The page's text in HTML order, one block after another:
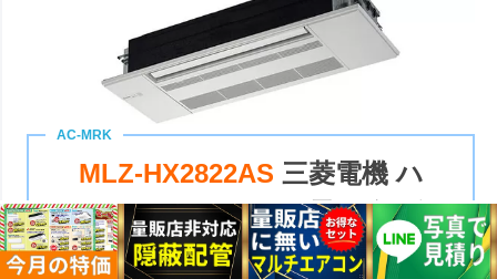
MLZ-HX2822AS 三菱電機 ハ
ウジングエアコン 霧ヶ峰 ズ
バ暖 HXシリーズ 天井埋込形1